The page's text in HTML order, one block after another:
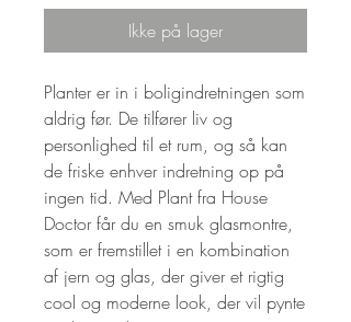
Ikke på lager
Planter er in i boligindretningen som
aldrig før. De tilfører liv og
personlighed til et rum, og så kan
de friske enhver indretning op på
ingen tid. Med Plant fra House
Doctor får du en smuk glasmontre,
som er fremstillet i en kombination
af jern og glas, der giver et rigtig
cool og moderne look, der vil pynte